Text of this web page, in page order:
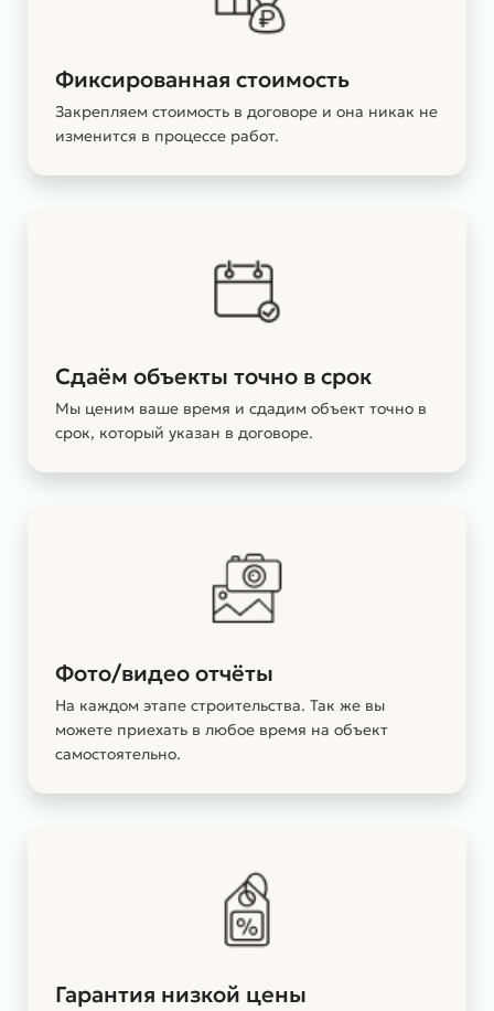
Фиксированная стоимость
Закрепляем стоимость в договоре и она никак не
изменится в процессе работ.
Сдаём объекты точно в срок
Мы ценим ваше время и сдадим объект точно в
срок, который указан в договоре.
Фото/видео отчёты
На каждом этапе строительства. Так же вы
можете приехать в любое время на объект
самостоятельно.
Гарантия низкой цены